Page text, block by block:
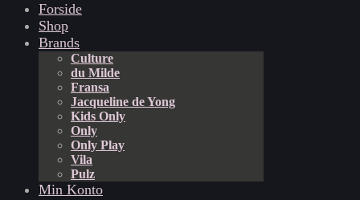
Forside
Shop
Brands
Culture
du Milde
Fransa
Jacqueline de Yong
Kids Only
Only
Only Play
Vila
Pulz
Min Konto